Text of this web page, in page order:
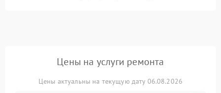
Цены на услуги ремонта
Цены актуальны на текущую дату 06.08.2026